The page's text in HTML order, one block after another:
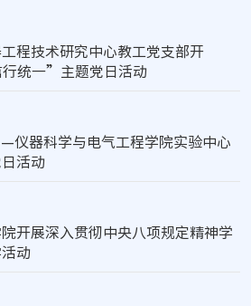
程技术研究中心教工党支部开
统一”主题党日活动
仪器科学与电气工程学院实验中心
活动
开展深入贯彻中央八项规定精神学
动